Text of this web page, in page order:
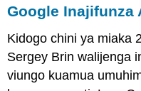
Google Inajifunza
Kidogo chini ya miaka
Sergey Brin walijenga
viungo kuamua